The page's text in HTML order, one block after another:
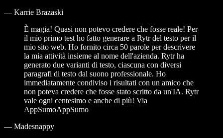
— Karrie Brazaski
È magia! Quasi non potevo credere che fosse reale! Per
il mio primo test ho fatto generare a Rytr del testo per il
mio sito web. Ho fornito circa 50 parole per descrivere
la mia attività insieme al nome dell'azienda. Rytr ha
generato due varianti di testo, ciascuna con diversi
paragrafi di testo dal suono professionale. Ho
immediatamente condiviso i risultati con un amico che
non poteva credere che fosse stato scritto da un'IA. Rytr
vale ogni centesimo e anche di più! Via
AppSumoAppSumo
— Madesnappy